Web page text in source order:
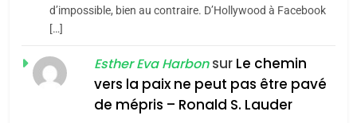
Accords d’Isaac:
l’alliance pourrait
s’étendre à 13 pays
ISRAÉL JUDAISME
d’impossible, bien au contraire. D’Hollywood à Facebook
[…]
Esther Eva Harbonsur Le chemin
vers la paix ne peut pas être pavé
de mépris – Ronald S. Lauder
CE QUI NOUS MANQUE –
JUDAISME
Maroc : Les amandes de